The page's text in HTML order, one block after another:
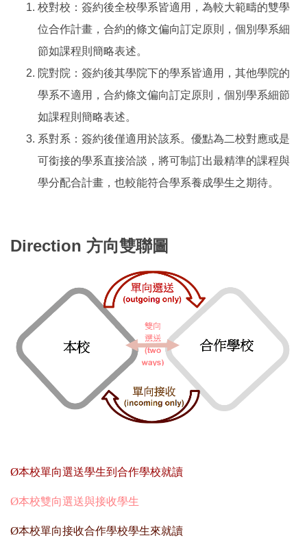
校對校：簽約後全校學系皆適用，為較大範疇的雙學
位合作計畫，合約的條文偏向訂定原則，個別學系細
節如課程則簡略表述。
院對院：簽約後其學院下的學系皆適用，其他學院的
學系不適用，合約條文偏向訂定原則，個別學系細節
如課程則簡略表述。
系對系：簽約後僅適用於該系。優點為二校對應或是
可銜接的學系直接洽談，將可制訂出最精準的課程與
學分配合計畫，也較能符合學系養成學生之期待。
Direction 方向雙聯圖
Ø本校單向選送學生到合作學校就讀
Ø本校雙向選送與接收學生
Ø本校單向接收合作學校學生來就讀